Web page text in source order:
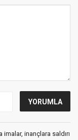
inançlara saldırı